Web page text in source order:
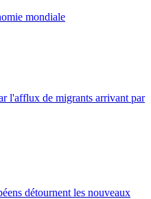
mondiale
l'afflux de migrants arrivant par
détournent les nouveaux